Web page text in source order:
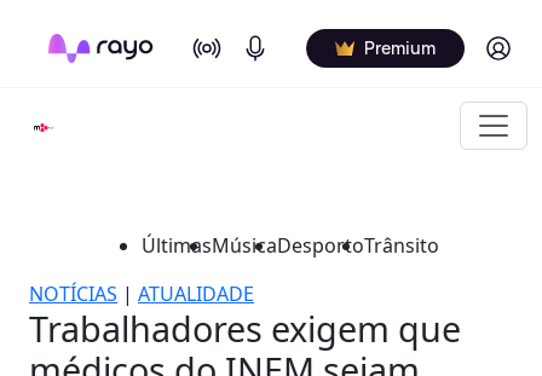
On Air Podcasts Premium Log in
ÚltimasMúsicaDesportoTrânsito
NOTÍCIAS | ATUALIDADE
Trabalhadores exigem que